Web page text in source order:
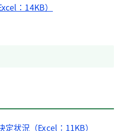
：14KB）
状況（Excel：11KB）